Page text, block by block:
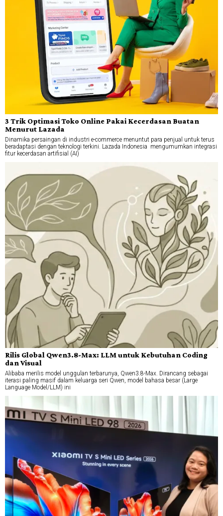
3 Trik Optimasi Toko Online Pakai Kecerdasan Buatan
Menurut Lazada
Dinamika persaingan di industri e-commerce menuntut para penjual untuk terus
beradaptasi dengan teknologi terkini. Lazada Indonesia mengumumkan integrasi
fitur kecerdasan artifisial (AI)
Rilis Global Qwen3.8-Max: LLM untuk Kebutuhan Coding
dan Visual
Alibaba merilis model unggulan terbarunya, Qwen3.8-Max. Dirancang sebagai
iterasi paling masif dalam keluarga seri Qwen, model bahasa besar (Large
Language Model/LLM) ini